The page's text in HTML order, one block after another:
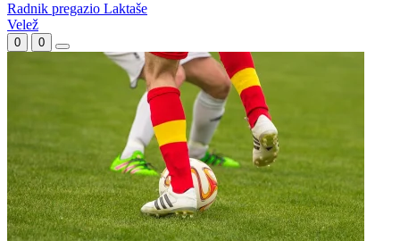
Velež prvi finalista Kupa Bosne i Hercegovine
Radnik i Zrinjski ostavili sve otvoreno pred revanš